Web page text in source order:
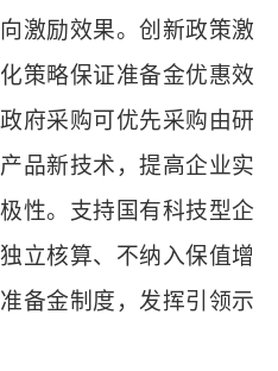
激励效果。创新政策激
策略保证准备金优惠效
府采购可优先采购由研
品新技术，提高企业实
性。支持国有科技型企
立核算、不纳入保值增
备金制度，发挥引领示